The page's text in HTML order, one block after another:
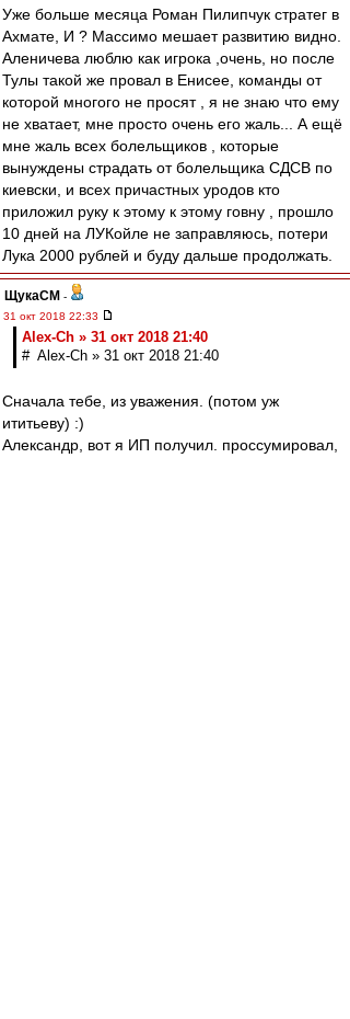
Уже больше месяца Роман Пилипчук стратег в
Ахмате, И ? Массимо мешает развитию видно.
Аленичева люблю как игрока ,очень, но после
Тулы такой же провал в Енисее, команды от
которой многого не просят , я не знаю что ему
не хватает, мне просто очень его жаль... А ещё
мне жаль всех болельщиков , которые
вынуждены страдать от болельщика СДСВ по
киевски, и всех причастных уродов кто
приложил руку к этому к этому говну , прошло
10 дней на ЛУКойле не заправляюсь, потери
Лука 2000 рублей и буду дальше продолжать.
ЩукаСМ -
31 окт 2018 22:33
Alex-Ch » 31 окт 2018 21:40
# Alex-Ch » 31 окт 2018 21:40
Сначала тебе, из уважения. (потом уж
ититьеву) :)
Александр, вот я ИП получил. проссумировал,